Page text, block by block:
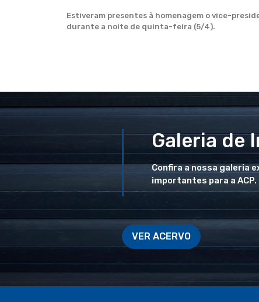
Estiveram presentes à homenagem o vice-
durante a noite de quinta-feira (5/4).
Galeria de
Confira a nossa galeria
importantes para a ACP.
VER ACERVO